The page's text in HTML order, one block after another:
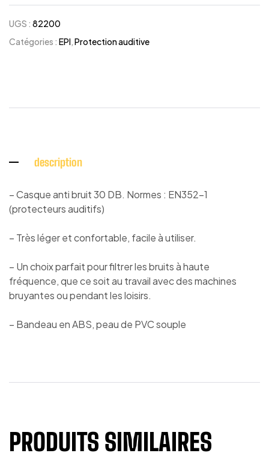
UGS : 82200
Catégories : EPI,Protection auditive
description
– Casque anti bruit 30 DB. Normes : EN352-1
(protecteurs auditifs)
– Très léger et confortable, facile à utiliser.
– Un choix parfait pour filtrer les bruits à haute
fréquence, que ce soit au travail avec des machines
bruyantes ou pendant les loisirs.
– Bandeau en ABS, peau de PVC souple
PRODUITS SIMILAIRES